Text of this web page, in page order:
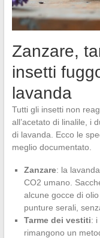
Zanzare,
insetti
lavanda
Tutti gli insetti non
all’acetato di linalile, i
di lavanda. Ecco le
meglio documentato.
Zanzare: la
CO2 umano.
alcune gocce di
punture serali,
Tarme dei vestiti: i
rimangono un